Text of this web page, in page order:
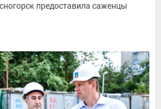
предоставила саженцы